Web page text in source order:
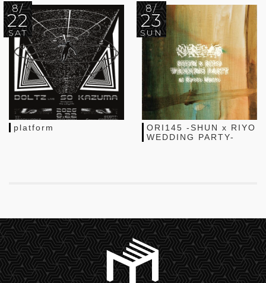
8/
22
SAT
platform
8/
23
SUN
ORI145 -SHUN x RIYO
WEDDING PARTY-